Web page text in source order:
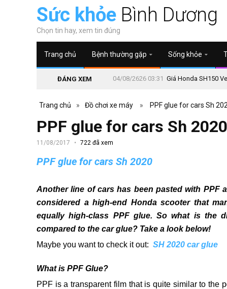
Sức khỏe Bình Dương
Chọn tin hay, xem tin đúng
Trang chủ Bệnh thường gặp Sống khỏe
ĐÁNG XEM 04/08/2626 03:31 Giá Honda SH150
Trang chủ » Đồ chơi xe máy » PPF glue for cars Sh
PPF glue for cars Sh 2020
11/08/2017 722 đã xem
PPF glue for cars Sh 2020
Another line of cars has been pasted with PPF
considered a high-end Honda scooter that
equally high-class PPF glue.So what is the
compared to the car glue? Take a look below!
Maybe you want to check it out: SH 2020 car glue
What is PPF Glue?
PPF is a transparent film that is quite similar to the